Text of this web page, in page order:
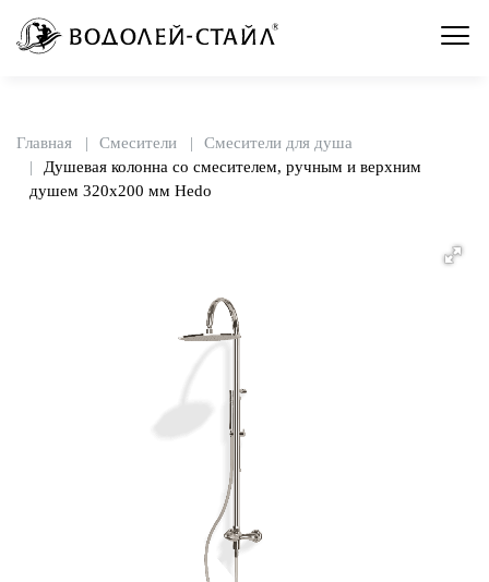
Главная Смесители
Смесители для душа
Душевая колонна со смесителем, ручным и верхним
душем 320х200 мм Hedo